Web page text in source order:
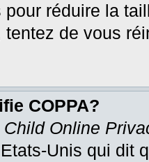
pour réduire la
tentez de vous
COPPA?
Child Online
Unis qui dit